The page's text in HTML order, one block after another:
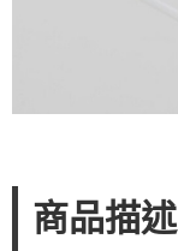
商品描述